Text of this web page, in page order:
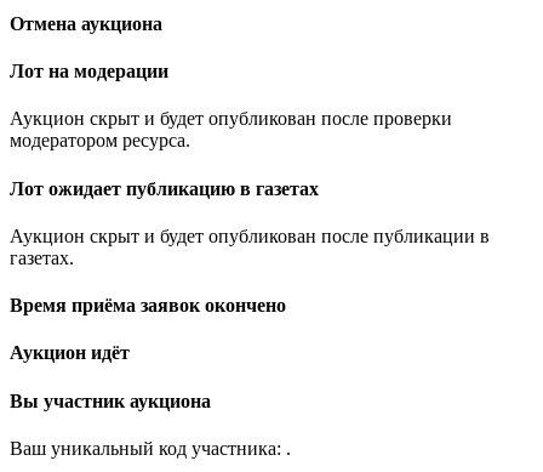
Отмена аукциона
Лот на модерации
Аукцион скрыт и будет опубликован после проверки
модератором ресурса.
Лот ожидает публикацию в газетах
Аукцион скрыт и будет опубликован после публикации в
газетах.
Время приёма заявок окончено
Аукцион идёт
Вы участник аукциона
Ваш уникальный код участника: .